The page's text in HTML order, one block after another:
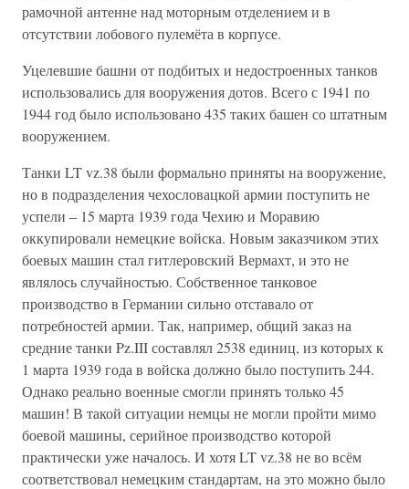
рамочной антенне над моторным отделением и в
отсутствии лобового пулемёта в корпусе.
Уцелевшие башни от подбитых и недостроенных танков
использовались для вооружения дотов. Всего с 1941 по
1944 год было использовано 435 таких башен со штатным
вооружением.
Танки LT vz.38 были формально приняты на вооружение,
но в подразделения чехословацкой армии поступить не
успели – 15 марта 1939 года Чехию и Моравию
оккупировали немецкие войска. Новым заказчиком этих
боевых машин стал гитлеровский Вермахт, и это не
являлось случайностью. Собственное танковое
производство в Германии сильно отставало от
потребностей армии. Так, например, общий заказ на
средние танки Pz.III составлял 2538 единиц, из которых к
1 марта 1939 года в войска должно было поступить 244.
Однако реально военные смогли принять только 45
машин! В такой ситуации немцы не могли пройти мимо
боевой машины, серийное производство которой
практически уже началось. И хотя LT vz.38 не во всём
соответствовал немецким стандартам, на это можно было